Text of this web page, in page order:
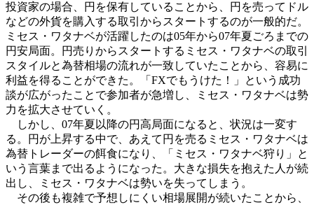
投資家の場合、円を保有していることから、円を売ってドル
などの外貨を購入する取引からスタートするのが一般的だ。
ミセス・ワタナベが活躍したのは05年から07年夏ごろまでの
円安局面。円売りからスタートするミセス・ワタナベの取引
スタイルと為替相場の流れが一致していたことから、容易に
利益を得ることができた。「FXでもうけた！」という成功
談が広がったことで参加者が急増し、ミセス・ワタナベは勢
力を拡大させていく。
しかし、07年夏以降の円高局面になると、状況は一変す
る。円が上昇する中で、あえて円を売るミセス・ワタナベは
為替トレーダーの餌食になり、「ミセス・ワタナベ狩り」と
いう言葉まで出るようになった。大きな損失を抱えた人が続
出し、ミセス・ワタナベは勢いを失ってしまう。
その後も複雑で予想しにくい相場展開が続いたことから、